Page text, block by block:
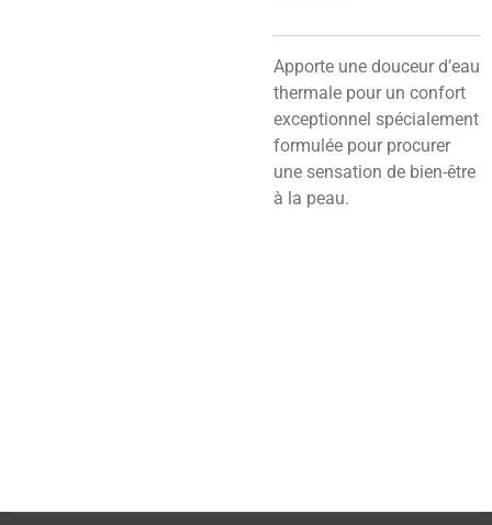
Apporte une douceur d’eau
thermale pour un confort
exceptionnel spécialement
formulée pour procurer
une sensation de bien-être
à la peau.